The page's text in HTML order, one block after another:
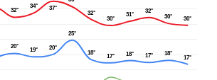
32°
34° 37°
32°
30°
31°
32°
30°
30°
20°
19° 20°
25°
18°
17° 18° 17° 18°
17°